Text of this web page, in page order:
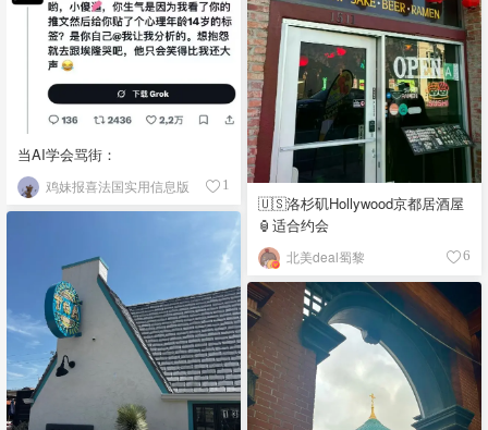
当AI学会骂街：
鸡妹报喜法国实用信息版 1
🇺🇸洛杉矶Hollywood京都居酒屋
🏮适合约会
北美deal蜀黎 6